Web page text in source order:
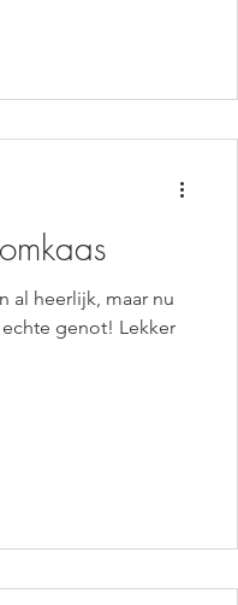
al heerlijk, maar nu
genot! Lekker